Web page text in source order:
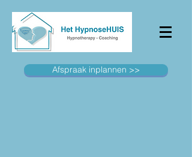
Afspraak inplannen >>